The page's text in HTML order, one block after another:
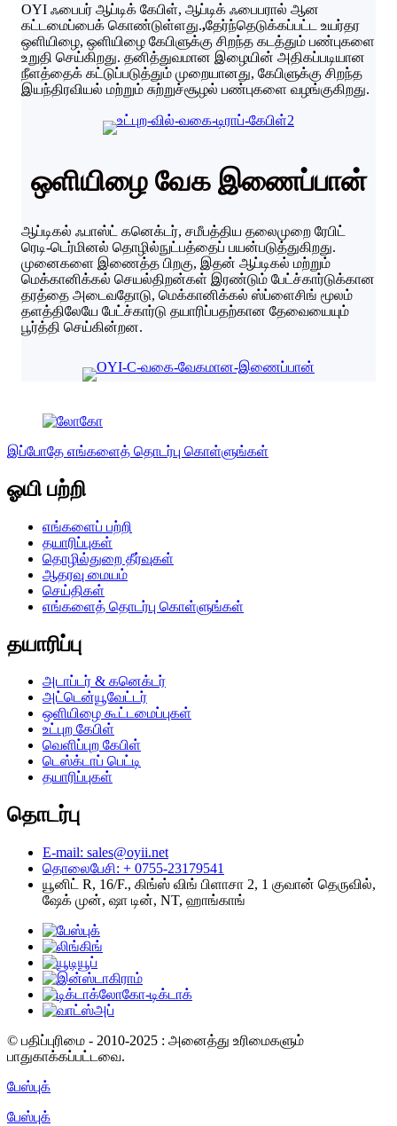
OYI ஃபைபர் ஆப்டிக் கேபிள், ஆப்டிக் ஃபைபரால் ஆன
கட்டமைப்பைக் கொண்டுள்ளது.,தேர்ந்தெடுக்கப்பட்ட உயர்தர
ஒளியிழை, ஒளியிழை கேபிளுக்கு சிறந்த கடத்தும் பண்புகளை
உறுதி செய்கிறது. தனித்துவமான இழையின் அதிகப்படியான
நீளத்தைக் கட்டுப்படுத்தும் முறையானது, கேபிளுக்கு சிறந்த
இயந்திரவியல் மற்றும் சுற்றுச்சூழல் பண்புகளை வழங்குகிறது.
ஒளியிழை வேக இணைப்பான்
ஆப்டிகல் ஃபாஸ்ட் கனெக்டர், சமீபத்திய தலைமுறை ரேபிட்
ரெடி-டெர்மினல் தொழில்நுட்பத்தைப் பயன்படுத்துகிறது.
முனைகளை இணைத்த பிறகு, இதன் ஆப்டிகல் மற்றும்
மெக்கானிக்கல் செயல்திறன்கள் இரண்டும் பேட்ச்கார்டுக்கான
தரத்தை அடைவதோடு, மெக்கானிக்கல் ஸ்ப்ளைசிங் மூலம்
தளத்திலேயே பேட்ச்கார்டு தயாரிப்பதற்கான தேவையையும்
பூர்த்தி செய்கின்றன.
இப்போதே எங்களைத் தொடர்பு கொள்ளுங்கள்
ஓயி பற்றி
எங்களைப் பற்றி
தயாரிப்புகள்
தொழில்துறை தீர்வுகள்
ஆதரவு மையம்
செய்திகள்
எங்களைத் தொடர்பு கொள்ளுங்கள்
தயாரிப்பு
அடாப்டர் & கனெக்டர்
அட்டென்யூவேட்டர்
ஒளியிழை கூட்டமைப்புகள்
உட்புற கேபிள்
வெளிப்புற கேபிள்
டெஸ்க்டாப் பெட்டி
தயாரிப்புகள்
தொடர்பு
E-mail: sales@oyii.net
தொலைபேசி: + 0755-23179541
யூனிட் R, 16/F., கிங்ஸ் விங் பிளாசா 2, 1 குவான் தெருவில்,
ஷேக் முன், ஷா டின், NT, ஹாங்காங்
© பதிப்புரிமை - 2010-2025 : அனைத்து உரிமைகளும்
பாதுகாக்கப்பட்டவை.
பேஸ்புக்
பேஸ்புக்